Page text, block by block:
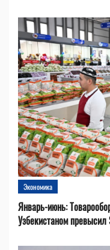
Экономика
Январь-июнь:
Узбекистаном